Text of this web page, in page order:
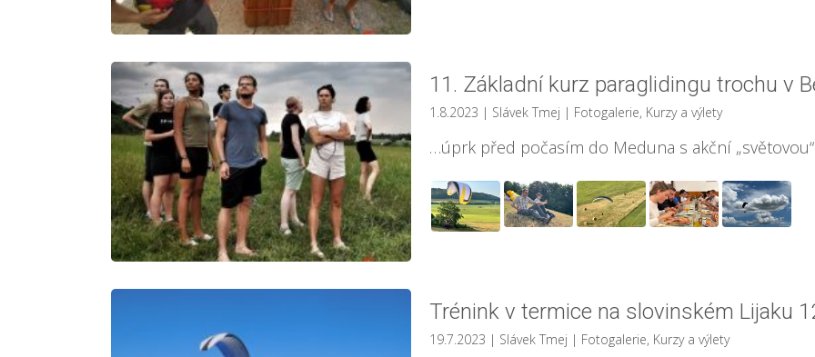
11. Základní kurz paraglidingu trochu v
1.8.2023 | Slávek Tmej | Fotogalerie, Kurzy a výlety
…úprk před počasím do Meduna s akční
Trénink v termice na slovinském Lijaku
19.7.2023 | Slávek Tmej | Fotogalerie, Kurzy a výlety